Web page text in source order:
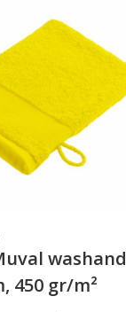
washand
450 gr/m²